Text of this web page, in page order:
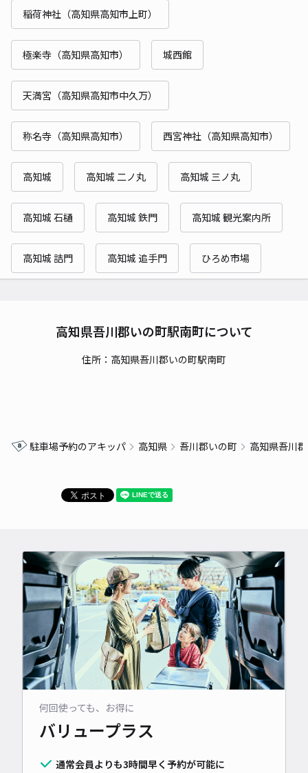
稲荷神社（高知県高知市上町）
極楽寺（高知県高知市） 城西館
天満宮（高知県高知市中久万）
称名寺（高知県高知市） 西宮神社（高知県高知市）
高知城 高知城 二ノ丸 高知城 三ノ丸
高知城 石樋 高知城 鉄門 高知城 観光案内所
高知城 詰門 高知城 追手門 ひろめ市場
高知県吾川郡いの町駅南町について
住所：高知県吾川郡いの町駅南町
駐車場予約のアキッパ 高知県 吾川郡いの町 高知県吾川
何回使っても、お得に
バリュープラス
通常会員よりも3時間早く予約が可能に